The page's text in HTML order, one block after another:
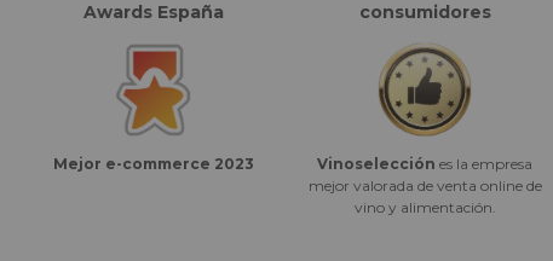
Awards España
Mejor e-commerce 2023
consumidores
Vinoselección es la empresa
mejor valorada de venta online de
vino y alimentación.